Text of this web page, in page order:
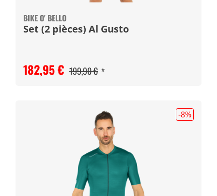
BIKE O' BELLO
Set (2 pièces) Al Gusto
182,95 € 199,90 € #
-8%